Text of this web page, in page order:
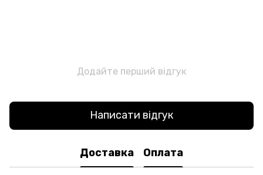
Додайте перший відгук
Написати відгук
Доставка Оплата